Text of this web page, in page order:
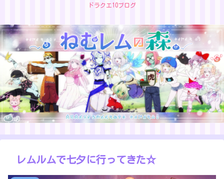
ドラクエ10ブログ
レムルムで七夕に行ってきた☆